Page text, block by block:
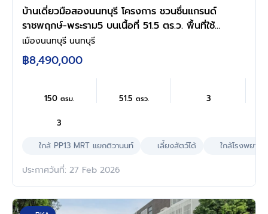
บ้านเดี่ยวมือสองนนทบุรี โครงการ ชวนชื่นแกรนด์
ราชพฤกษ์-พระราม5 บนเนื้อที่ 51.5 ตร.ว. พื้นที่ใช้
สอ 150 ตร.ว. ฟังก์ชัน 3 ห้องนอน 3 ห้องน้ำ 2 ที่
จอดรถ บนทำเลศักยภาพติดถนนนครอินทร์ เชื่อม
ต่อสะดวกสบายสู่ ถนนราชพฤกษ์ ,ถนนติวานนท์
และวงเวียนพระรามห้า ใกล้ MRT สายสีม่วง สถานี
แยกติวานนท์
เมืองนนทบุรี นนทบุรี
฿8,490,000
150ตรม. 51.5 ตรว. 3
3
ใกล้ PP13 MRT แยกติวานนท์
เลี้ยงสัตว์ได้ ใกล้โรงพยาบา
ประกาศวันที่: 27 Feb 2026